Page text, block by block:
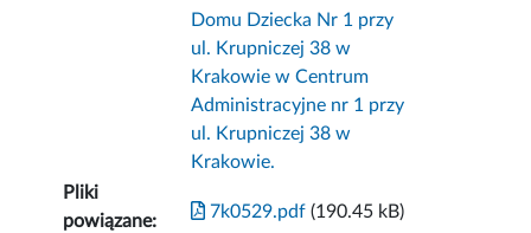
Domu Dziecka Nr 1 przy
ul. Krupniczej 38 w
Krakowie w Centrum
Administracyjne nr 1 przy
ul. Krupniczej 38 w
Krakowie.
Pliki
powiązane:
7k0529.pdf (190.45 kB)